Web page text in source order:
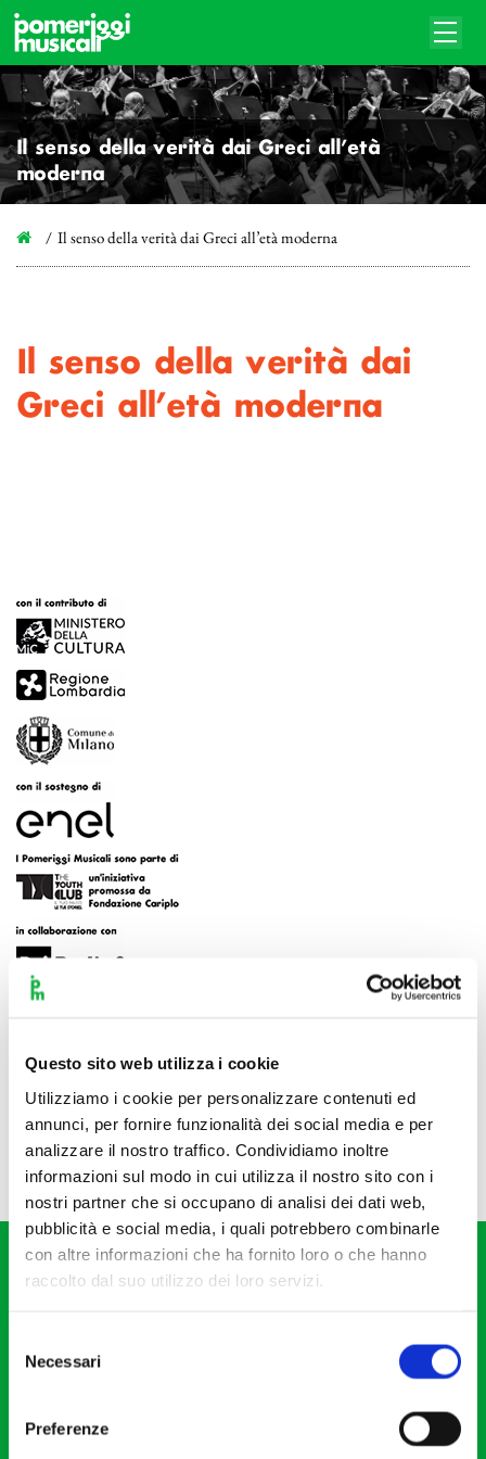
Questo sito web utilizza i cookie
Utilizziamo i cookie per personalizzare contenuti ed
annunci, per fornire funzionalità dei social media e per
analizzare il nostro traffico. Condividiamo inoltre
informazioni sul modo in cui utilizza il nostro sito con i
nostri partner che si occupano di analisi dei dati web,
pubblicità e social media, i quali potrebbero combinarle
con altre informazioni che ha fornito loro o che hanno
raccolto dal suo utilizzo dei loro servizi.
delNecessari
Preferenze
Il senso della verità dai Greci all’età
moderna
Il senso della verità dai Greci all’età moderna
Il senso della verità dai
Greci all’età moderna
20121 Milano